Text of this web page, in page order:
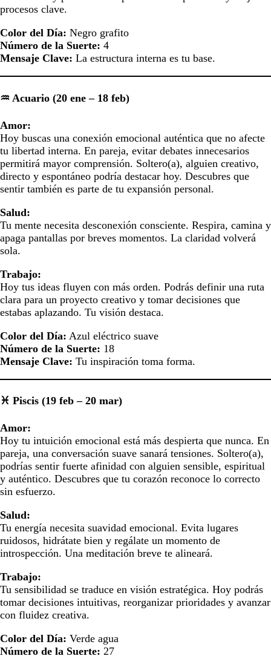
procesos clave.
Color del Día: Negro grafito
Número de la Suerte: 4
Mensaje Clave: La estructura interna es tu base.
♒ Acuario (20 ene – 18 feb)
Amor:
Hoy buscas una conexión emocional auténtica que no afecte
tu libertad interna. En pareja, evitar debates innecesarios
permitirá mayor comprensión. Soltero(a), alguien creativo,
directo y espontáneo podría destacar hoy. Descubres que
sentir también es parte de tu expansión personal.
Salud:
Tu mente necesita desconexión consciente. Respira, camina y
apaga pantallas por breves momentos. La claridad volverá
sola.
Trabajo:
Hoy tus ideas fluyen con más orden. Podrás definir una ruta
clara para un proyecto creativo y tomar decisiones que
estabas aplazando. Tu visión destaca.
Color del Día: Azul eléctrico suave
Número de la Suerte: 18
Mensaje Clave: Tu inspiración toma forma.
♓ Piscis (19 feb – 20 mar)
Amor:
Hoy tu intuición emocional está más despierta que nunca. En
pareja, una conversación suave sanará tensiones. Soltero(a),
podrías sentir fuerte afinidad con alguien sensible, espiritual
y auténtico. Descubres que tu corazón reconoce lo correcto
sin esfuerzo.
Salud:
Tu energía necesita suavidad emocional. Evita lugares
ruidosos, hidrátate bien y regálate un momento de
introspección. Una meditación breve te alineará.
Trabajo:
Tu sensibilidad se traduce en visión estratégica. Hoy podrás
tomar decisiones intuitivas, reorganizar prioridades y avanzar
con fluidez creativa.
Color del Día: Verde agua
Número de la Suerte: 27